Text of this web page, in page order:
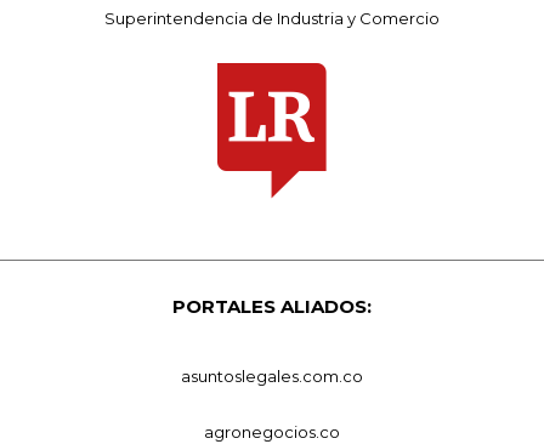
Superintendencia de Industria y Comercio
PORTALES ALIADOS:
asuntoslegales.com.co
agronegocios.co